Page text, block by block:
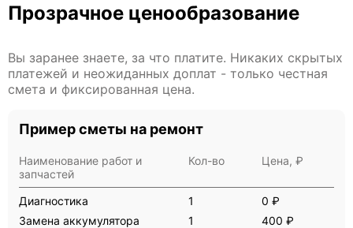
Прозрачное ценообразование
Вы заранее знаете, за что платите. Никаких скрытых
платежей и неожиданных доплат - только честная
смета и фиксированная цена.
Пример сметы на ремонт
Наименование работ и
запчастей
Кол-во Цена, ₽
Диагностика 1
0 ₽
Замена аккумулятора
1
400 ₽